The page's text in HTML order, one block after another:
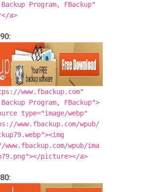
Program, FBackup"
a>
www.fbackup.com"
Program, FBackup">
type="image/webp"
www.fbackup.com/wpub/
wpub/ima
picture></a>